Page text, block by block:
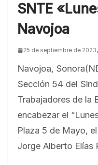
SNTE
Navojoa
25 de septiembre de 2023
Navojoa,
Sección 54 del
Trabajadores de la
encabezar el
Plaza 5 de Mayo,
Jorge Alberto Elías